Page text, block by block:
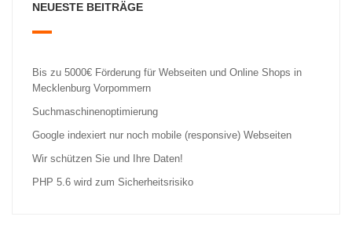
NEUESTE BEITRÄGE
Bis zu 5000€ Förderung für Webseiten und Online Shops in
Mecklenburg Vorpommern
Suchmaschinenoptimierung
Google indexiert nur noch mobile (responsive) Webseiten
Wir schützen Sie und Ihre Daten!
PHP 5.6 wird zum Sicherheitsrisiko